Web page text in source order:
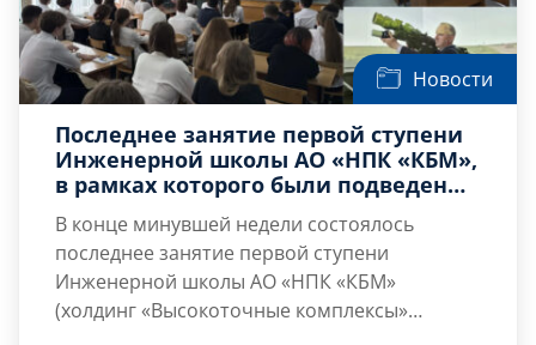
Новости
Последнее занятие первой ступени
Инженерной школы АО «НПК «КБМ»,
в рамках которого были подведены
инженерии «В КБМ – легко!»
В конце минувшей недели состоялось
последнее занятие первой ступени
Инженерной школы АО «НПК «КБМ»
(холдинг «Высокоточные комплексы»